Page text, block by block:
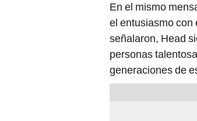
En el mismo
el entusiasmo con
señalaron, Head
personas
generaciones de